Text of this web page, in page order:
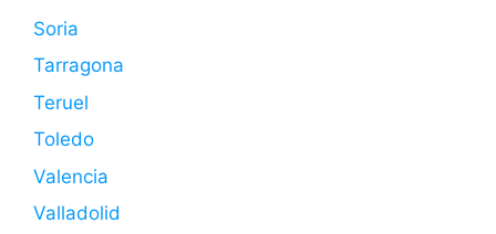
Soria
Tarragona
Teruel
Toledo
Valencia
Valladolid